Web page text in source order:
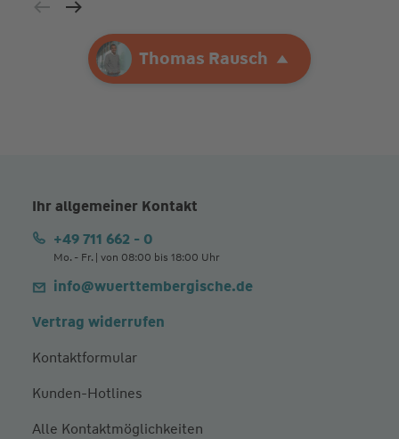
Ihre AgenturThomas Rausch
Thomas Rausch
Ihr allgemeiner Kontakt
+49 711 662 - 0
Mo. - Fr. | von 08:00 bis 18:00 Uhr
info@wuerttembergische.de
Vertrag widerrufen
Kontaktformular
Kunden-Hotlines
Alle Kontaktmöglichkeiten